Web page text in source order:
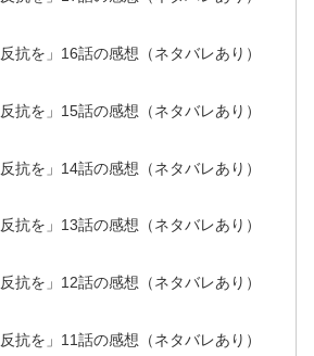
抗を」16話の感想（ネタバレあり）
抗を」15話の感想（ネタバレあり）
抗を」14話の感想（ネタバレあり）
抗を」13話の感想（ネタバレあり）
抗を」12話の感想（ネタバレあり）
抗を」11話の感想（ネタバレあり）